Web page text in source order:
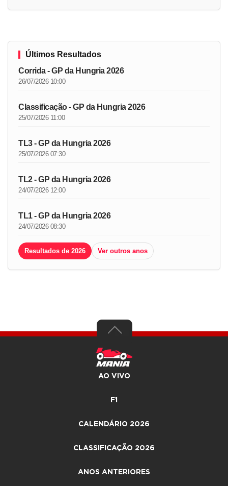
Últimos Resultados
Corrida - GP da Hungria 2026
26/07/2026 10:00
Classificação - GP da Hungria 2026
25/07/2026 11:00
TL3 - GP da Hungria 2026
25/07/2026 07:30
TL2 - GP da Hungria 2026
24/07/2026 12:00
TL1 - GP da Hungria 2026
24/07/2026 08:30
Resultados de 2026 Ver outros anos
AO VIVO
F1
CALENDÁRIO 2026
CLASSIFICAÇÃO 2026
ANOS ANTERIORES